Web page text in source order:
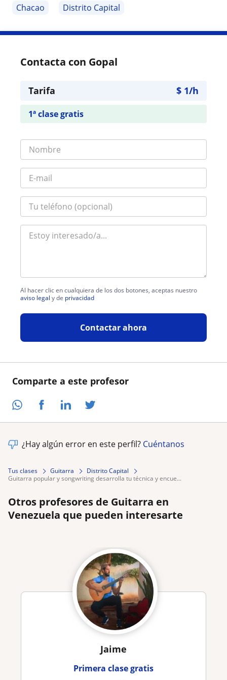
Comparte a este profesor
Chacao Distrito Capital
Contacta con Gopal
Tarifa $ 1/h
1ª clase gratis
Al hacer clic en cualquiera de los dos botones, aceptas nuestro
aviso legal y de privacidad
Contactar ahora
¿Hay algún error en este perfil? Cuéntanos
Tus clases Guitarra
Distrito Capital
guitarra popular y songwriting desarrolla tu técnica y encue...
Otros profesores de Guitarra en
Venezuela que pueden interesarte
Jaime
Primera clase gratis